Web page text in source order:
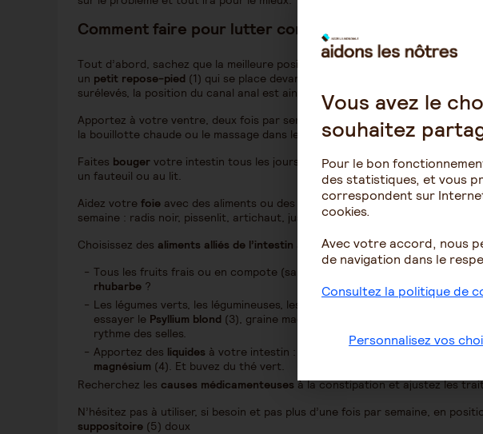
Comment faire pour lutter contre la constipation ?
Tout d’abord, sachez que la meilleure position pour aller à la selle est la
un petit repose-pied (1) qui se place devant les toilettes et sur lequel on pose
surélevés, la position du canal anal est ainsi favorable à évacuer les selles.
Apportez à votre ventre, deux fois par semaine, une
aide externe
au
la bouillotte chaude ou le massage dans le sens des aiguilles d’une montre
Faites bouger votre intestin tous les jours : marche ou mouvements des
un fauteuil ou au lit.
Aidez votre foie avec des aliments ou des ampoules de plantes (2) en cure
semaine : radis noir, pissenlit, artichaut, jus de citron jaune.
Choisissez des aliments alliés de l’intestin au quotidien :
Tous les fruits frais ou en compote (sauf le coing). Pourquoi ne pas
rhubarbe ?
Les légumes verts, les légumineuses, les céréales (sauf le riz blanc) sont
essayer le Psyllium blond (3), graine magique et sans danger : au début
rythme des selles.
Apportez des liquides à votre intestin : jus, soupes, yaourts, crèmes etc.
magnésium (4). Et buvez du thé vert.
Recherchez les causes médicamenteuses à la constipation et ajustez les
N’hésitez pas à utiliser, si besoin et pas plus d’une fois par semaine, en
suppositoire (5) doux
Vous avez le
souhaitez
Pour le bon
des statistiques, et vous
correspondent sur
cookies.
Avec votre accord, nous
de navigation dans le
Consultez la politique de
Personnalisez vos